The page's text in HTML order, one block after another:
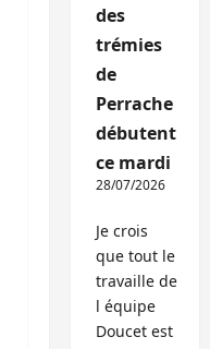
des
trémies
de
Perrache
débutent
ce mardi
28/07/2026
Je crois
que tout le
travaille de
l équipe
Doucet est